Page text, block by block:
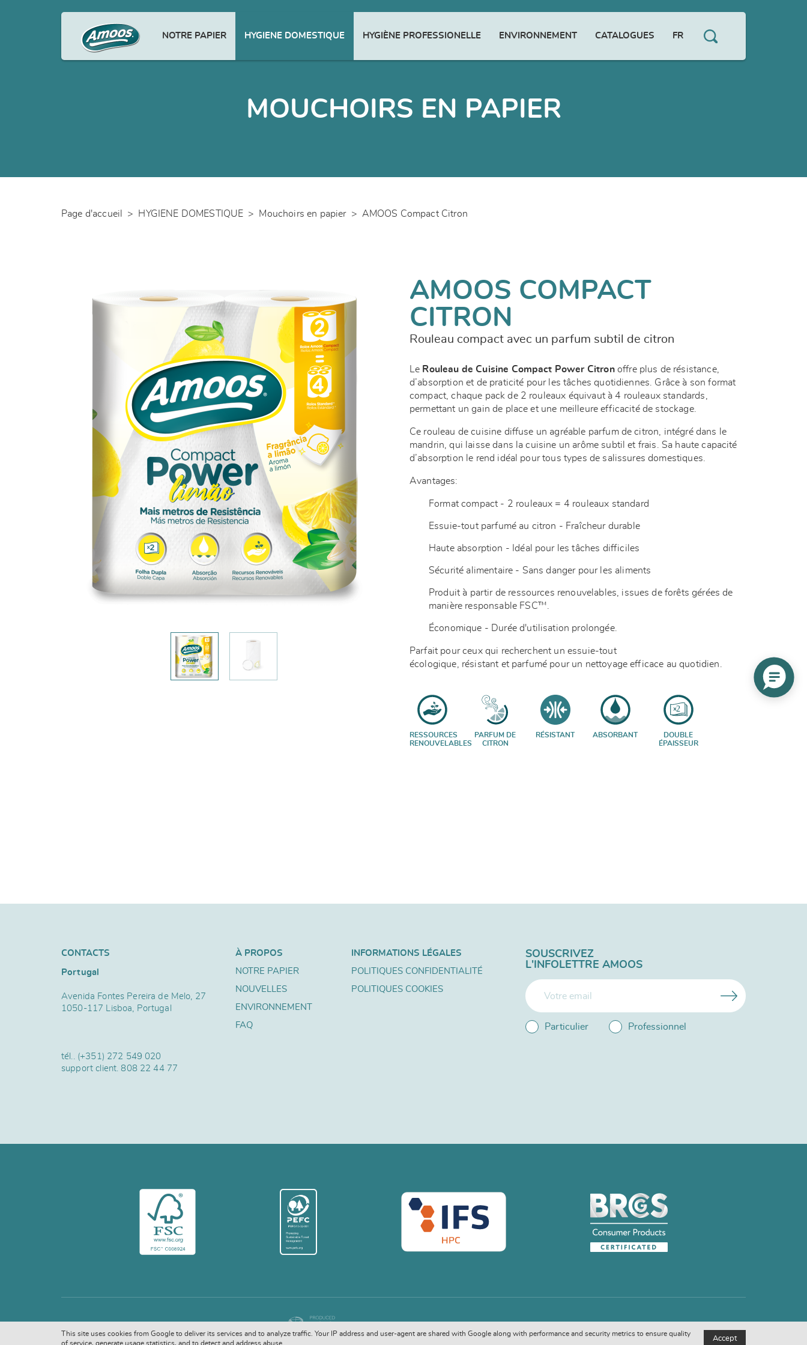
NOTRE PAPIER HYGIENE DOMESTIQUE HYGIÈNE PROFESSIONELLE ENVIRONNEMENT CATALOGUES FR
MOUCHOIRS EN PAPIER
Page d'accueil > HYGIENE DOMESTIQUE > Mouchoirs en papier > AMOOS Compact Citron
AMOOS COMPACT
CITRON
Rouleau compact avec un parfum subtil de citron
Le Rouleau de Cuisine Compact Power Citronoffre plus de résistance,
d’absorption et de praticité pour les tâches quotidiennes. Grâce à son format
compact, chaque pack de 2 rouleaux équivaut à 4 rouleaux standards,
permettant un gain de place et une meilleure efficacité de stockage.
Ce rouleau de cuisine diffuse un agréable parfum de citron, intégré dans le
mandrin, qui laisse dans la cuisine un arôme subtil et frais. Sa haute capacité
d’absorption le rend idéal pour tous types de salissures domestiques.
Avantages:
Format compact - 2 rouleaux = 4 rouleaux standard
Essuie-tout parfumé au citron - Fraîcheur durable
Haute absorption - Idéal pour les tâches difficiles
Sécurité alimentaire - Sans danger pour les aliments
Produit à partir de ressources renouvelables, issues de forêts gérées de
manière responsable FSC™.
Économique - Durée d'utilisation prolongée.
Parfait pour ceux qui recherchent un essuie-tout
écologique, résistant et parfumé pour un nettoyage efficace au quotidien.
RESSOURCES
RENOUVELABLES
PARFUM DE
CITRON
RÉSISTANT ABSORBANT
DOUBLE
ÉPAISSEUR
CONTACTS
Portugal
Avenida Fontes Pereira de Melo, 27
1050-117 Lisboa, Portugal
tél.. (+351) 272 549 020
support client.808 22 44 77
À PROPOS
NOTRE PAPIER
NOUVELLES
ENVIRONNEMENT
FAQ
INFORMATIONS LÉGALES
POLITIQUES CONFIDENTIALITÉ
POLITIQUES COOKIES
SOUSCRIVEZ
L'INFOLETTRE AMOOS
Particulier Professionnel
This site uses cookies from Google to deliver its services and to analyze traffic. Your IP address and user-agent are shared with Google along with performance and security metrics to ensure quality
of service, generate usage statistics, and to detect and address abuse.
Accept